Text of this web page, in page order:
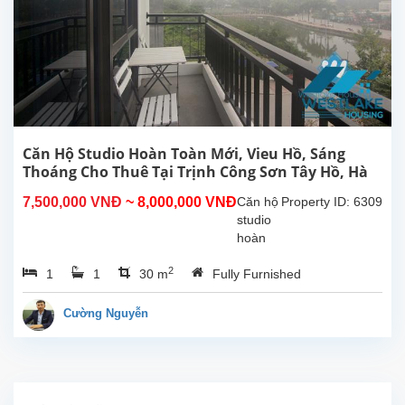
lắp đặt
các
trang
thiết bị,
nội
thất...
Căn Hộ Studio Hoàn Toàn Mới, Vieu Hồ, Sáng
Thoáng Cho Thuê Tại Trịnh Công Sơn Tây Hồ, Hà
7,500,000 VNĐ ~ 8,000,000 VNĐ Property ID: 6309
Căn hộ
studio
hoàn
mới tại
Trịnh
1 1 30 m2 Fully Furnished
Cường Nguyễn